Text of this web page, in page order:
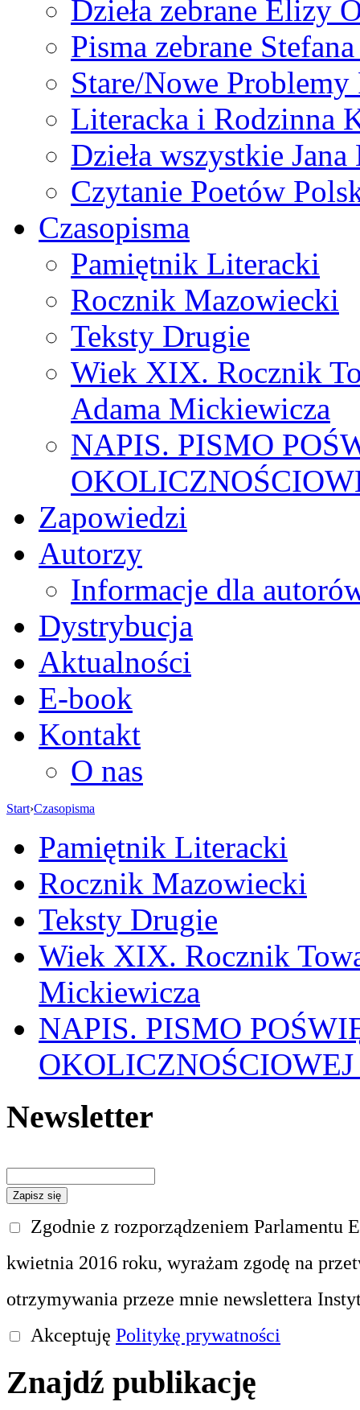
Dzieła zebrane Elizy
Pisma zebrane
Stare/Nowe
Literacka i Rodzinna
Dzieła wszystkie
Czytanie Poetów
Czasopisma
Pamiętnik Literacki
Rocznik Mazowiecki
Teksty Drugie
Wiek XIX. Rocznik
Adama Mickiewicza
NAPIS. PISMO
Zapowiedzi
Autorzy
Informacje dla
Dystrybucja
Aktualności
E-book
Kontakt
O nas
Start›Czasopisma
Pamiętnik Literacki
Rocznik Mazowiecki
Teksty Drugie
Wiek XIX. Rocznik
Mickiewicza
NAPIS. PISMO
Newsletter
Zgodnie z rozporządzeniem Parlamentu
kwietnia 2016 roku, wyrażam zgodę na
otrzymywania przeze mnie newslettera
Akceptuję Politykę prywatności
Znajdź publikację